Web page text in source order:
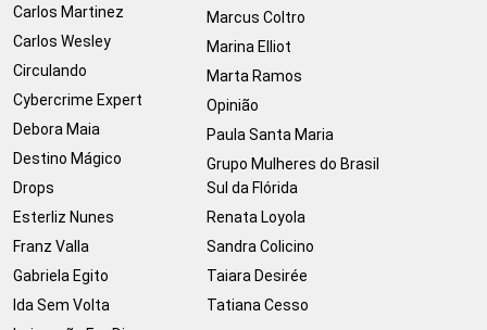
Carlos Martinez
Carlos Wesley
Circulando
Cybercrime Expert
Debora Maia
Destino Mágico
Drops
Esterliz Nunes
Franz Valla
Gabriela Egito
Ida Sem Volta
Marcus Coltro
Marina Elliot
Marta Ramos
Opinião
Paula Santa Maria
Grupo Mulheres do Brasil
Sul da Flórida
Renata Loyola
Sandra Colicino
Taiara Desirée
Tatiana Cesso